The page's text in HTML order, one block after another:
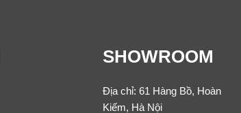
SHOWROOM
Địa chỉ: 61 Hàng Bồ, Hoàn
Kiếm, Hà Nội